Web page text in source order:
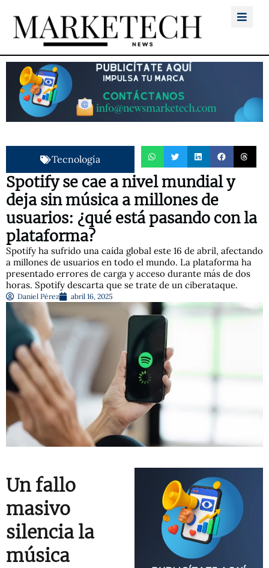
Tecnología
Spotify se cae a nivel mundial y
deja sin música a millones de
usuarios: ¿qué está pasando con la
plataforma?
Spotify ha sufrido una caída global este 16 de abril, afectando
a millones de usuarios en todo el mundo. La plataforma ha
presentado errores de carga y acceso durante más de dos
horas. Spotify descarta que se trate de un ciberataque.
Daniel Pérez abril 16, 2025
Un fallo
masivo
silencia la
música